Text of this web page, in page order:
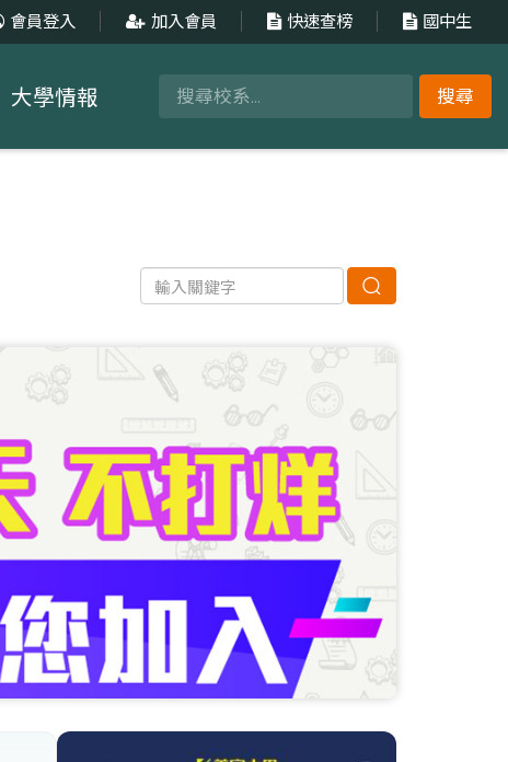
會員登入 加入會員 快速查榜 國中生
搜尋
大學情報